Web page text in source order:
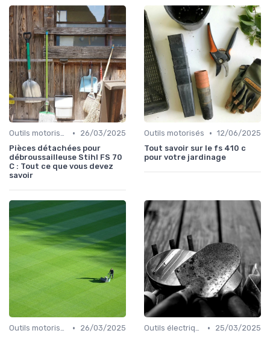
Outils motorisés •
26/03/2025
Pièces détachées pour
débroussailleuse Stihl FS 70
C : Tout ce que vous devez
savoir
Outils motorisés • 12/06/2025
Tout savoir sur le fs 410 c
pour votre jardinage
Outils motorisés •
26/03/2025
Outils électriques •
25/03/2025